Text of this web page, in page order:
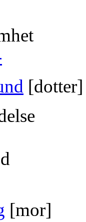
[dotter]
[mor]